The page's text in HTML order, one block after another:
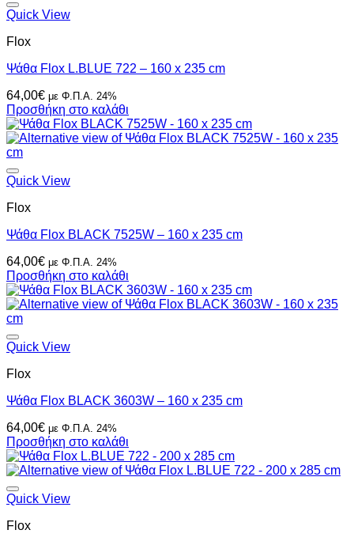
Quick View
Flox
Ψάθα Flox L.BLUE 722 – 160 x 235 cm
64,00€ με Φ.Π.Α. 24%
Προσθήκη στο καλάθι
Quick View
Flox
Ψάθα Flox BLACK 7525W – 160 x 235 cm
64,00€ με Φ.Π.Α. 24%
Προσθήκη στο καλάθι
Quick View
Flox
Ψάθα Flox BLACK 3603W – 160 x 235 cm
64,00€ με Φ.Π.Α. 24%
Προσθήκη στο καλάθι
Quick View
Flox